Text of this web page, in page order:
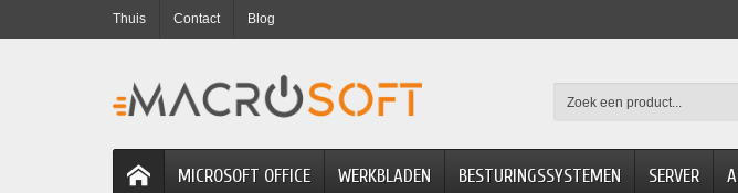
Thuis Contact Blog
MICROSOFT OFFICE WERKBLADEN BESTURINGSSYSTEMEN SERVER